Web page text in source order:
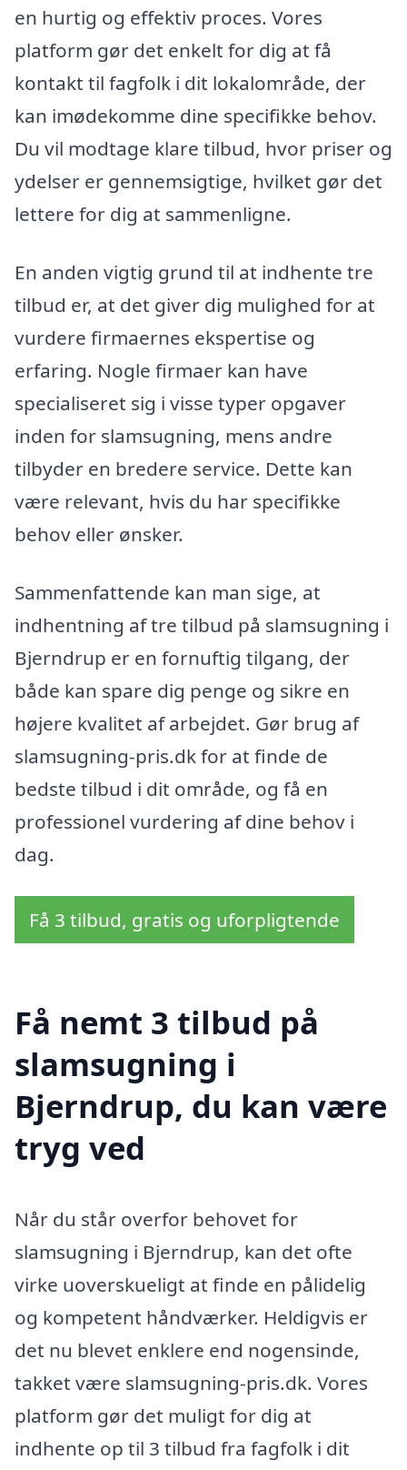
en hurtig og effektiv proces. Vores
platform gør det enkelt for dig at få
kontakt til fagfolk i dit lokalområde, der
kan imødekomme dine specifikke behov.
Du vil modtage klare tilbud, hvor priser og
ydelser er gennemsigtige, hvilket gør det
lettere for dig at sammenligne.
En anden vigtig grund til at indhente tre
tilbud er, at det giver dig mulighed for at
vurdere firmaernes ekspertise og
erfaring. Nogle firmaer kan have
specialiseret sig i visse typer opgaver
inden for slamsugning, mens andre
tilbyder en bredere service. Dette kan
være relevant, hvis du har specifikke
behov eller ønsker.
Sammenfattende kan man sige, at
indhentning af tre tilbud på slamsugning i
Bjerndrup er en fornuftig tilgang, der
både kan spare dig penge og sikre en
højere kvalitet af arbejdet. Gør brug af
slamsugning-pris.dk for at finde de
bedste tilbud i dit område, og få en
professionel vurdering af dine behov i
dag.
Få 3 tilbud, gratis og uforpligtende
Få nemt 3 tilbud på
slamsugning i
Bjerndrup, du kan være
tryg ved
Når du står overfor behovet for
slamsugning i Bjerndrup, kan det ofte
virke uoverskueligt at finde en pålidelig
og kompetent håndværker. Heldigvis er
det nu blevet enklere end nogensinde,
takket være slamsugning-pris.dk. Vores
platform gør det muligt for dig at
indhente op til 3 tilbud fra fagfolk i dit